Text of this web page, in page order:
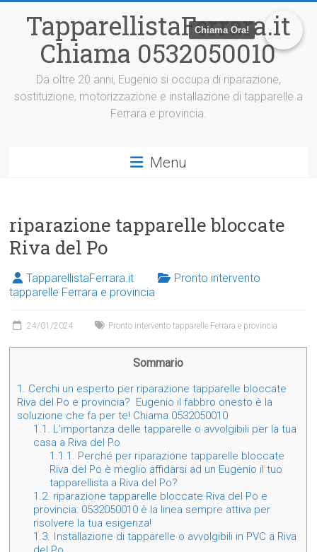
TapparellistaFerrara.it
Chiama 0532050010
Da oltre 20 anni, Eugenio si occupa di riparazione,
sostituzione, motorizzazione e installazione di tapparelle a
Ferrara e provincia.
Menu
riparazione tapparelle bloccate
Riva del Po
TapparellistaFerrara.it
Pronto intervento
tapparelle Ferrara e provincia
24/01/2024 Pronto intervento tapparelle Ferrara e provincia
Sommario
1. Cerchi un esperto per riparazione tapparelle bloccate
Riva del Po e provincia? Eugenio il fabbro onesto è la
soluzione che fa per te! Chiama 0532050010
1.1. L’importanza delle tapparelle o avvolgibili per la tua
casa a Riva del Po
1.1.1. Perché per riparazione tapparelle bloccate
Riva del Po è meglio affidarsi ad un Eugenio il tuo
tapparellista a Riva del Po?
1.2. riparazione tapparelle bloccate Riva del Po e
provincia: 0532050010 è la linea sempre attiva per
risolvere la tua esigenza!
1.3. Installazione di tapparelle o avvolgibili in PVC a Riva
Chiama Ora!